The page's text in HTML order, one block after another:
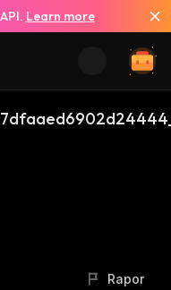
Learn more
Rapor